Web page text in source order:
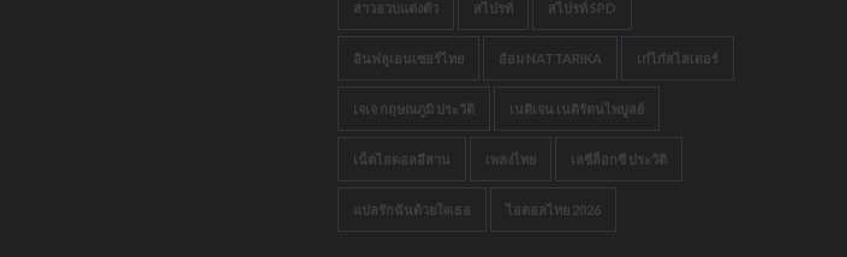
สาวอวบแต่งตัว สไปรท์ สไปรท์ SPD
อินฟลูเอนเซอร์ไทย อ้อม NATTARIKA เก๋ไก๋สไลเดอร์
เจเจ กฤษณภูมิ ประวัติ เนติเจน เนติรัตนไพบูลย์
เน็ตไอดอลอีสาน เพลงไทย เลซีล็อกซี ประวัติ
แปลรักฉันด้วยใจเธอ ไอดอลไทย 2026